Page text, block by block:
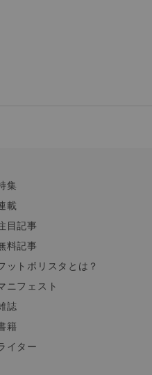
集
載
目記事
料記事
ットボリスタとは？
ニフェスト
誌
籍
イター